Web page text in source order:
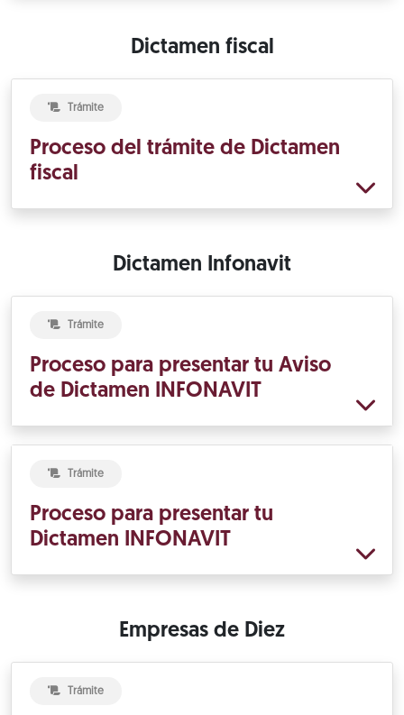
Dictamen fiscal
Trámite
Proceso del trámite de Dictamen
fiscal
Dictamen Infonavit
Trámite
Proceso para presentar tu Aviso
de Dictamen INFONAVIT
Trámite
Proceso para presentar tu
Dictamen INFONAVIT
Empresas de Diez
Trámite